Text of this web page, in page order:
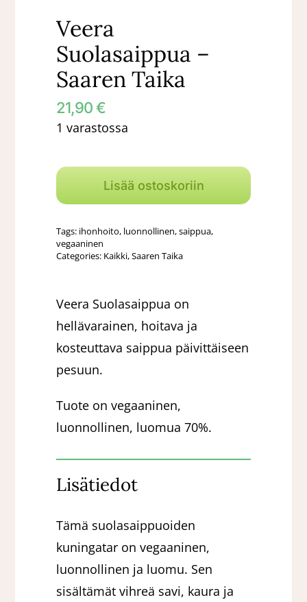
Veera
Suolasaippua –
Saaren Taika
21,90€
1 varastossa
Suolasaippua
Taika
määrä
Lisää ostoskoriin
Tags: ihonhoito, luonnollinen,saippua,
vegaaninen
Categories: Kaikki,Saaren Taika
Veera Suolasaippua on
hellävarainen, hoitava ja
kosteuttava saippua päivittäiseen
pesuun.
Tuote on vegaaninen,
luonnollinen, luomua 70%.
Lisätiedot
Tämä suolasaippuoiden
kuningatar on vegaaninen,
luonnollinen ja luomu. Sen
sisältämät vihreä savi, kaura ja